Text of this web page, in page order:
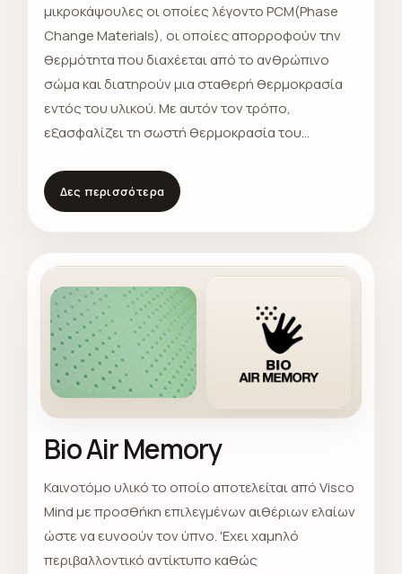
μικροκάψουλες οι οποίες λέγοντο PCM(Phase
Change Materials), οι οποίες απορροφούν την
θερμότητα που διαχέεται από το ανθρώπινο
σώμα και διατηρούν μια σταθερή θερμοκρασία
εντός του υλικού. Με αυτόν τον τρόπο,
εξασφαλίζει τη σωστή θερμοκρασία του
δημιουργείται κατά τη διάρκεια του ύπνου. Κάθε
ενήλικος, κατά μέσο όρο, χάνει το ένα τέταρτο
του λίτρου υγρασίας από το σώμα του κάθε
βράδυ. Το συγκεκριμένο υλικό διατηρεί τη
θερμοκρασία του σώματος 1 – 2 βαθμούς πιο
χαμηλή σε σύγκριση με τα απλά υλικά. Το PCM
αντιπροσωπεύει την εξέλιξη στα υλικά
στρωμάτων. Επιπρόσθετα, η πρασουσία άλατων
αργύρου στη σύνθεση του υλικού κάνει το
στρώμα να είναι αντιβακτηριδιακό, ανθεκτικό στη
μούχλα, και διατηρεί εξαιρετικούς όρους
υγιεινής κατά τη πάροδο του χρόνου. 'Εχει
χαμηλό περιβαλλοντικό αντίκτυπο καθώς
κατασκευάζεται χωρίς τη χρήση βλαβερών
στοιχείων και σύμφωνο με τις απαιτήσεις του
ΟΕΚΟ-ΤΕΧ®Standard 100.
Δες περισσότερα
Bio Air Memory
Καινοτόμο υλικό το οποίο αποτελείται από Visco
Mind με προσθήκη επιλεγμένων αιθέριων ελαίων
ώστε να ευνοούν τον ύπνο. 'Εχει χαμηλό
περιβαλλοντικό αντίκτυπο καθώς